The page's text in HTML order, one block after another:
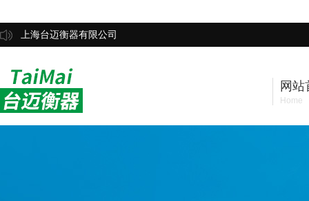
上海台迈衡器有限公司
网站
Home